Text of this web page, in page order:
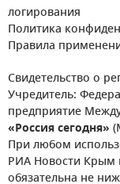
логирования
Политика
Правила
Свидетельство о
Учредитель:
предприятие
«Россия сегодня»
При любом
РИА Новости Крым
обязательна не